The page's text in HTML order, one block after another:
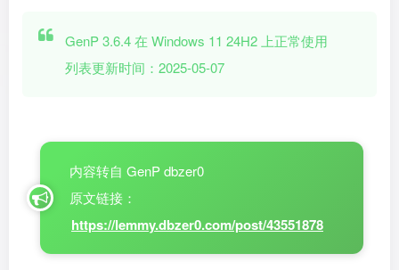
GenP 3.6.4 在 Windows 11 24H2 上正常使用
列表更新时间：2025-05-07
内容转自 GenP dbzer0
原文链接：
https://lemmy.dbzer0.com/post/43551878